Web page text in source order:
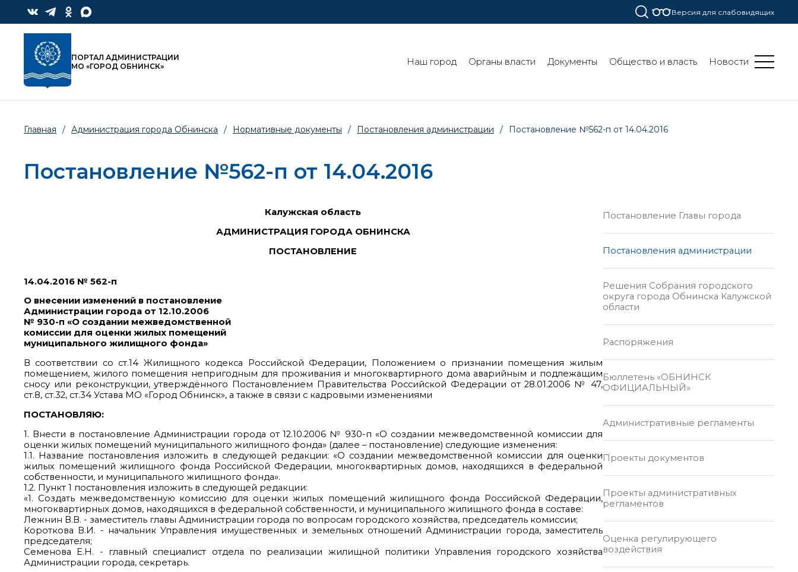
Версия для слабовидящих
ПОРТАЛ АДМИНИСТРАЦИИ
МО «ГОРОД ОБНИНСК»
Наш город Органы власти Документы Общество и власть Новости
Главная / Администрация города Обнинска / Нормативные документы / Постановления администрации / Постановление №562-п от 14.04.2016
Постановление №562-п от 14.04.2016
Калужская область
АДМИНИСТРАЦИЯ ГОРОДА ОБНИНСКА
ПОСТАНОВЛЕНИЕ
14.04.2016 № 562-п
О внесении изменений в постановление
Администрации города от 12.10.2006
№ 930-п «О создании межведомственной
комиссии для оценки жилых помещений
муниципального жилищного фонда»
В соответствии со ст.14 Жилищного кодекса Российской Федерации, Положением о признании помещения жилым
помещением, жилого помещения непригодным для проживания и многоквартирного дома аварийным и подлежащим
сносу или реконструкции, утверждённого Постановлением Правительства Российской Федерации от 28.01.2006 № 47,
ст.8, ст.32, ст.34 Устава МО «Город Обнинск», а также в связи с кадровыми изменениями
ПОСТАНОВЛЯЮ:
1. Внести в постановление Администрации города от 12.10.2006 № 930-п «О создании межведомственной комиссии для
оценки жилых помещений муниципального жилищного фонда» (далее – постановление) следующие изменения:
1.1. Название постановления изложить в следующей редакции: «О создании межведомственной комиссии для оценки
жилых помещений жилищного фонда Российской Федерации, многоквартирных домов, находящихся в федеральной
собственности, и муниципального жилищного фонда».
1.2. Пункт 1 постановления изложить в следующей редакции:
«1. Создать межведомственную комиссию для оценки жилых помещений жилищного фонда Российской Федерации,
многоквартирных домов, находящихся в федеральной собственности, и муниципального жилищного фонда в составе:
Лежнин В.В. - заместитель главы Администрации города по вопросам городского хозяйства, председатель комиссии;
Короткова В.И. - начальник Управления имущественных и земельных отношений Администрации города, заместитель
председателя;
Семенова Е.Н. - главный специалист отдела по реализации жилищной политики Управления городского хозяйства
Администрации города, секретарь.
Постановление Главы города
Постановления администрации
Решения Собрания городского
округа города Обнинска Калужской
области
Распоряжения
Бюллетень «ОБНИНСК
ОФИЦИАЛЬНЫЙ»
Административные регламенты
Проекты документов
Проекты административных
регламентов
Оценка регулирующего
воздействия